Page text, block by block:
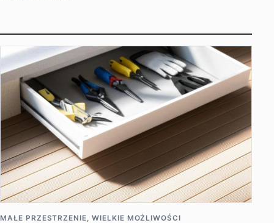
MAŁE PRZESTRZENIE, WIELKIE MOŻLIWOŚCI